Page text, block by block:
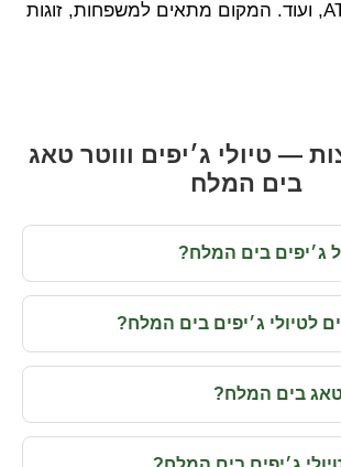
, רכיבת ATV, ועוד. המקום מתאים למשפחות, זוגות
— טיולי ג׳יפים וווטר טאג
בים המלח
ג׳יפים בים המלח?
לטיולי ג׳יפים בים המלח?
בים המלח?